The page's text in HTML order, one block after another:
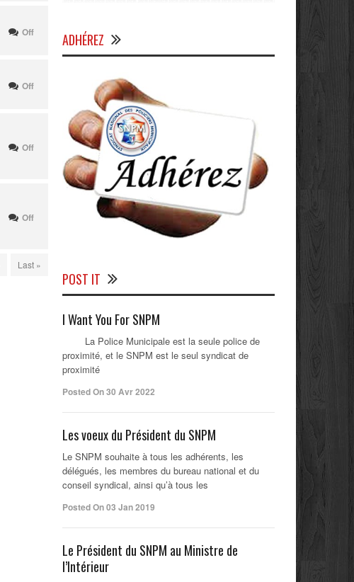
Off
Off
Off
Off
Last »
ADHÉREZ
POST IT
I Want You For SNPM
La Police Municipale est la seule police de
proximité, et le SNPM est le seul syndicat de
proximité
Posted On 30 Avr 2022
Les voeux du Président du SNPM
Le SNPM souhaite à tous les adhérents, les
délégués, les membres du bureau national et du
conseil syndical, ainsi qu’à tous les
Posted On 03 Jan 2019
Le Président du SNPM au Ministre de
l’Intérieur